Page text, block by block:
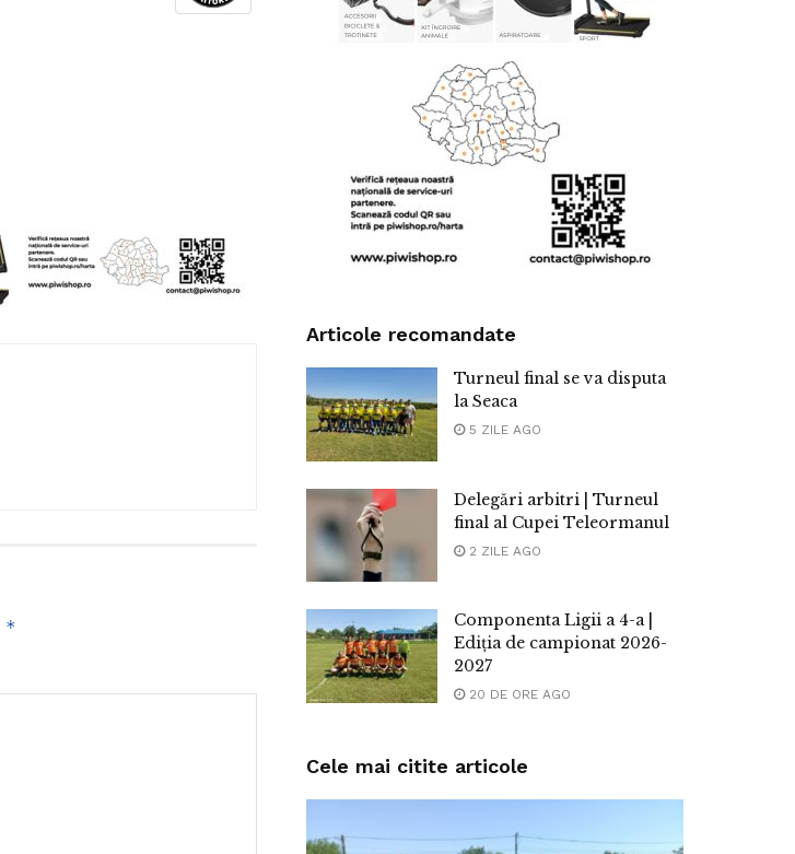
*
Articole recomandate
Turneul final se va disputa
la Seaca
5 ZILE AGO
Delegări arbitri | Turneul
final al Cupei Teleormanul
2 ZILE AGO
Componenta Ligii a 4-a |
Ediția de campionat 2026-
2027
20 DE ORE AGO
Cele mai citite articole